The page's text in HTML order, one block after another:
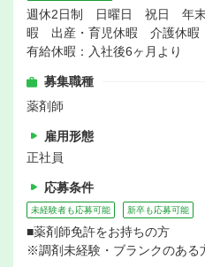
週休2日制 日曜日 祝日 年
暇 出産・育児休暇 介護休暇
有給休暇：入社後6ヶ月より
募集職種
薬剤師
雇用形態
正社員
応募条件
未経験者も応募可能 新卒も応募可能
■薬剤師免許をお持ちの方
※調剤未経験・ブランクのある